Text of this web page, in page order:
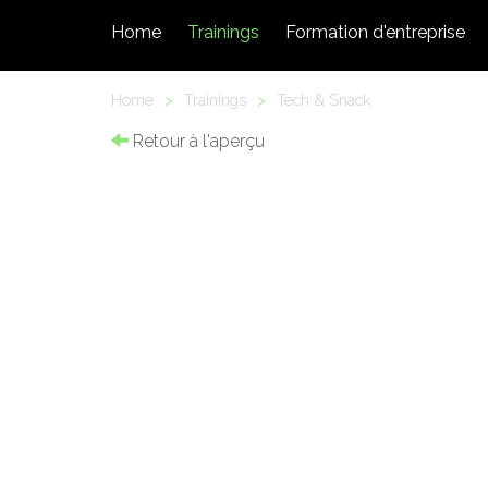
Home Trainings Formation d'entreprise
Home > Trainings > Tech & Snack
Retour à l'aperçu